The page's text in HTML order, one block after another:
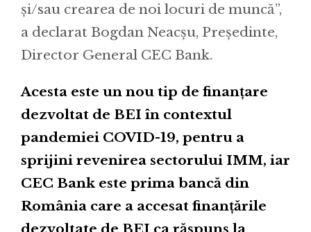
și/sau crearea de noi locuri de muncă”,
a declarat Bogdan Neacșu, Președinte,
Director General CEC Bank.
Acesta este un nou tip de finanțare
dezvoltat de BEI în contextul
pandemiei COVID-19, pentru a
sprijini revenirea sectorului IMM, iar
CEC Bank este prima bancă din
România care a accesat finanțările
dezvoltate de BEI ca răspuns la